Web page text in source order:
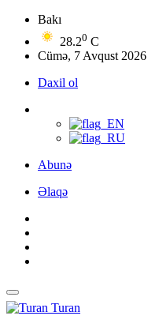
Bakı
28.20 C
Cümə, 7 Avqust 2026
Daxil ol
Abunə
Əlaqə
Turan